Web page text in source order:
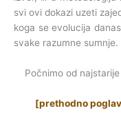
svi ovi dokazi uzeti
koga se evolucija
svake razumne sumnje.
Počnimo od najstarije
[prethodno